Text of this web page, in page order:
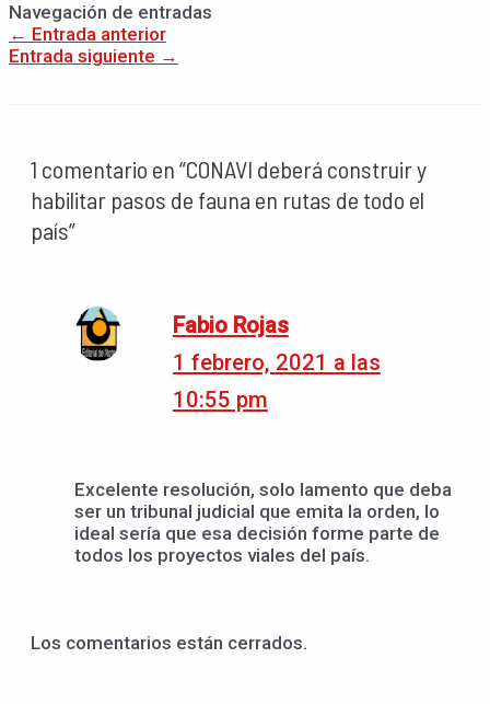
Navegación de entradas
← Entrada anterior
Entrada siguiente →
1 comentario en “CONAVI deberá construir y
habilitar pasos de fauna en rutas de todo el
país”
Fabio Rojas
1 febrero, 2021 a las
10:55 pm
Excelente resolución, solo lamento que deba
ser un tribunal judicial que emita la orden, lo
ideal sería que esa decisión forme parte de
todos los proyectos viales del país.
Los comentarios están cerrados.